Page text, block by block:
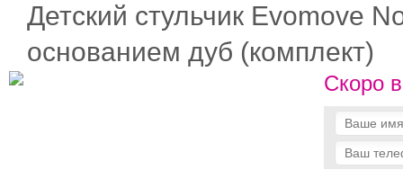
Детский стульчик Evomove
основанием дуб (комплект)
Скоро